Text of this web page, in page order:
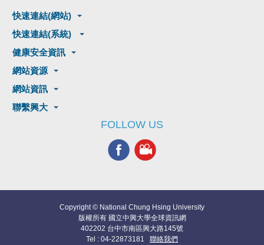
快速連結(網站)
快速連結(系統)
健康安全資訊
網站資源
網站資訊
聯繫興大
FOLLOW US
Copyright © National Chung Hsing University
版權所有 國立中興大學全球資訊網
402202 台中市南區興大路145號
Tel : 04-22873181 聯絡我們